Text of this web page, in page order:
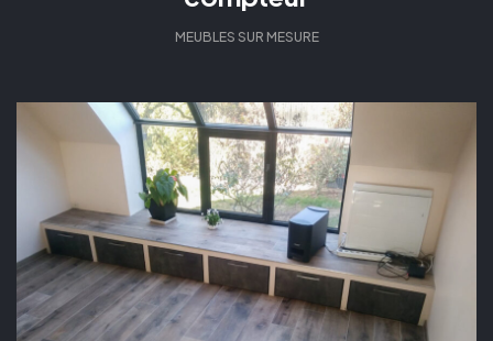
MEUBLES SUR MESURE